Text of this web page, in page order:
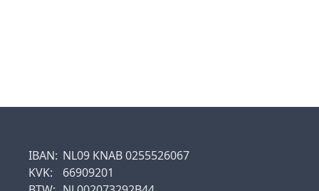
IBAN: NL09 KNAB 0255526067
KVK:
66909201